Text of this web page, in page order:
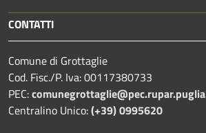
CONTATTI
Comune di Grottaglie
Cod. Fisc./P. Iva: 00117380733
PEC:
Centralino Unico:(+39) 0995620